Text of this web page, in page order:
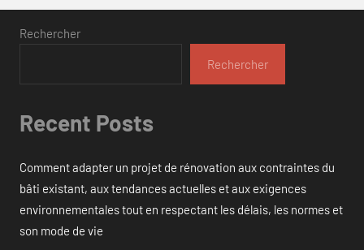
Rechercher
Rechercher
Recent Posts
Comment adapter un projet de rénovation aux contraintes du
bâti existant, aux tendances actuelles et aux exigences
environnementales tout en respectant les délais, les normes et
son mode de vie